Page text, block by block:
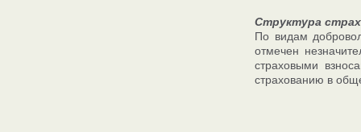
Структура
По видам
отмечен
страховыми
страхованию в